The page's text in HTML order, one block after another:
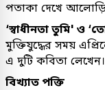
পতাকা দেখে
‘স্বাধীনতা তুমি' ও
মুক্তিযুদ্ধের সময়
এ দুটি কবিতা লেখেন।
বিখ্যাত পক্তি